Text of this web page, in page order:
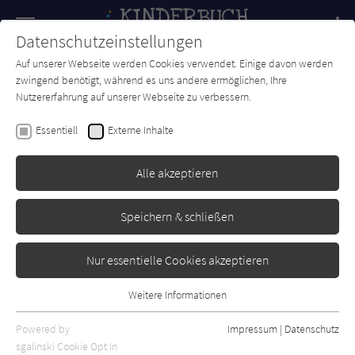
SUCHE Forum Charts Newsletter
Edition Bracklo
Standard
Alle Altersgruppen anzeigen
Datenschutzeinstellungen
Auf unserer Webseite werden Cookies verwendet. Einige davon werden
zwingend benötigt, während es uns andere ermöglichen, Ihre
Nutzererfahrung auf unserer Webseite zu verbessern.
Essentiell Externe Inhalte
Alle akzeptieren
Speichern & schließen
Nur essentielle Cookies akzeptieren
Essentielle Cookies werden für grundlegende Funktionen der
Webseite benötigt. Dadurch ist gewährleistet, dass die Webseite
Weitere Informationen
Powered by
sgalinski Cookie Opt In
Impressum | Datenschutz